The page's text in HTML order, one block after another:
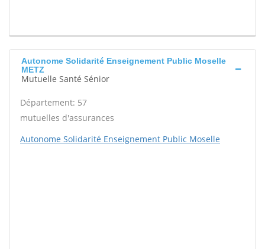
Autonome Solidarité Enseignement Public Moselle
METZ
Mutuelle Santé Sénior
Département: 57
mutuelles d'assurances
Autonome Solidarité Enseignement Public Moselle